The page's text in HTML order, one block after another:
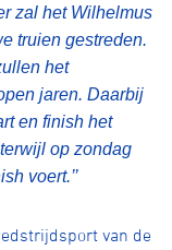
zal het Wilhelmus
truien gestreden.
het
jaren. Daarbij
en finish het
op zondag
voert.’’
van de